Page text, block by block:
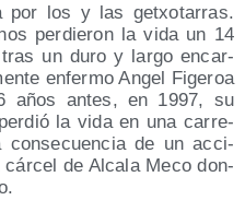
por los y las getxo­ta­rras.
per­die­ron la vida un 14
un duro y lar­go encar­
enfer­mo Angel Fige­roa
años antes, en 1997, su
la vida en una carre­
con­se­cuen­cia de un acci­
de Alca­la Meco don­